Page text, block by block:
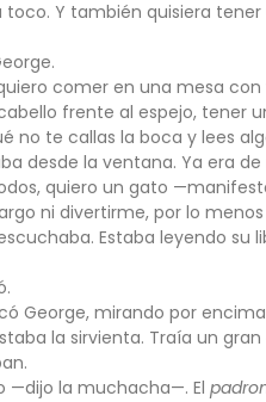
toco. Y también quisiera
comer en una mesa
frente al espejo, tener
no te callas la boca y lees
desde la ventana. Ya era
quiero un gato
ni divertirme, por lo
Estaba leyendo su
George, mirando por encima
la sirvienta. Traía un
—dijo la muchacha—. El